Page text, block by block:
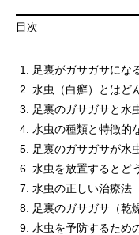
目次
足裏がガサガサにな
水虫（白癬）とはど
足裏のガサガサと水
水虫の種類と特徴的
足裏のガサガサが水
水虫を放置するとど
水虫の正しい治療法
足裏のガサガサ（乾
水虫を予防するため